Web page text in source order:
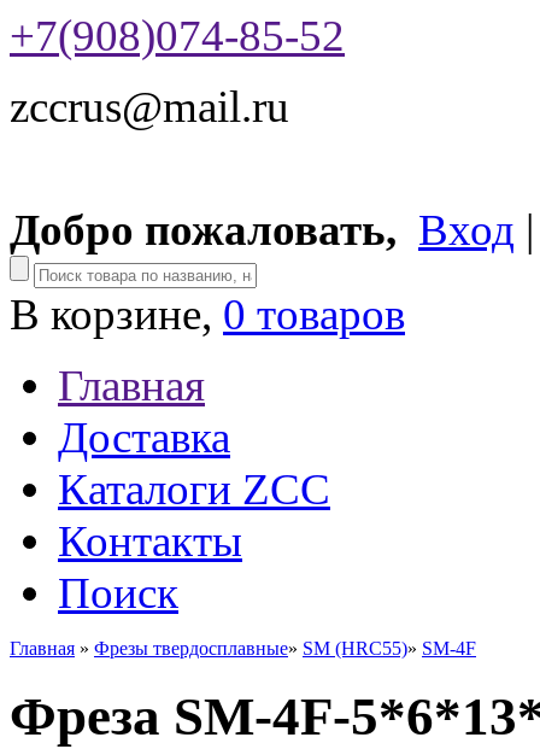
+7(908)074-85-52
zccrus@mail.ru
Добро пожаловать, Вход
В корзине, 0 товаров
Главная
Доставка
Каталоги ZCC
Контакты
Поиск
Главная » Фрезы твердосплавные» SM (HRC55)» SM-4F
Фреза SM-4F-